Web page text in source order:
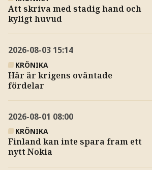
Att skriva med stadig hand och
kyligt huvud
2026-08-03 15:14
KRÖNIKA
Här är krigens oväntade
fördelar
2026-08-01 08:00
KRÖNIKA
Finland kan inte spara fram ett
nytt Nokia